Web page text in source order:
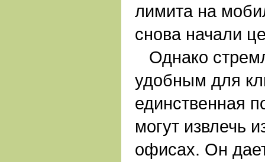
лимита на
снова начали
Однако
удобным для
единственная
могут извлечь
офисах. Он